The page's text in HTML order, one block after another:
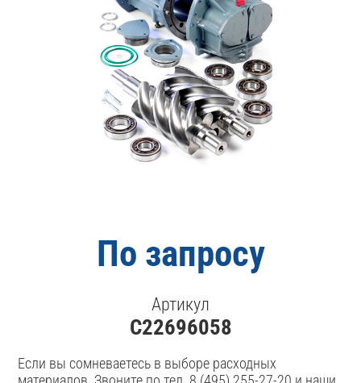
По запросу
Артикул
С22696058
Если вы сомневаетесь в выборе расходных